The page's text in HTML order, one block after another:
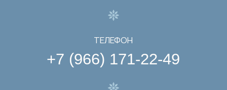
организация Центр культурного
Политика конфиденциальности